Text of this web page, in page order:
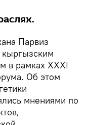
Парвиз
в рамках XXXI
Об этом
мнениями по